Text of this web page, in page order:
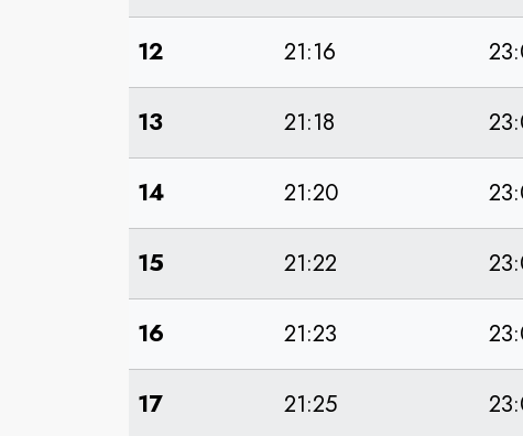
12 21:16
13 21:18
14 21:20
15 21:22
16 21:23
17 21:25